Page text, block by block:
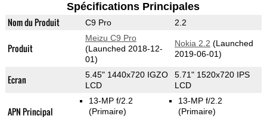
Spécifications Principales
Nom du Produit C9 Pro 2.2
Produit
Meizu C9 Pro
(Launched 2018-12-
01)
Nokia 2.2 (Launched
2019-06-01)
Ecran
5.45" 1440x720 IGZO
LCD
5.71" 1520x720 IPS
LCD
APN Principal
13-MP f/2.2
(Primaire)
13-MP f/2.2
(Primaire)